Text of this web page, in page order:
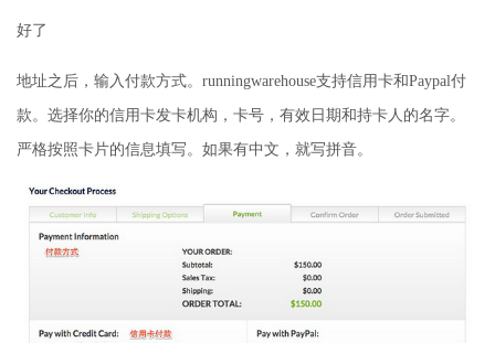
好了
地址之后，输入付款方式。runningwarehouse支持信用卡和Paypal付
款。选择你的信用卡发卡机构，卡号，有效日期和持卡人的名字。
严格按照卡片的信息填写。如果有中文，就写拼音。